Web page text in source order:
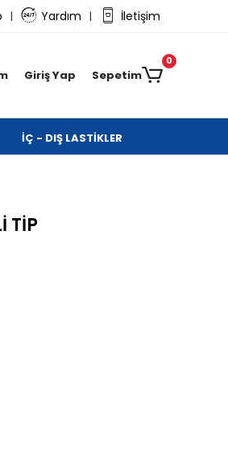
| Yardım | İletişim
Giriş Yap Sepetim
0
İÇ - DIŞ LASTİKLER
TİP